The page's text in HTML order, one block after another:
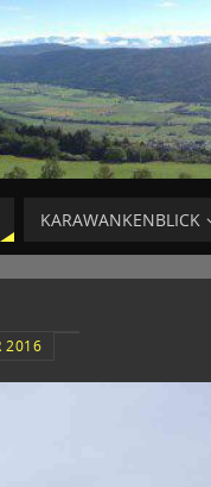
KARAWANKENBLICK
2016